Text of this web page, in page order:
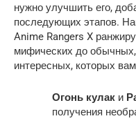
нужно улучшить его,
последующих этапов.
Anime Rangers X
мифических до
интересных, которых
Огонь кулак и
получения